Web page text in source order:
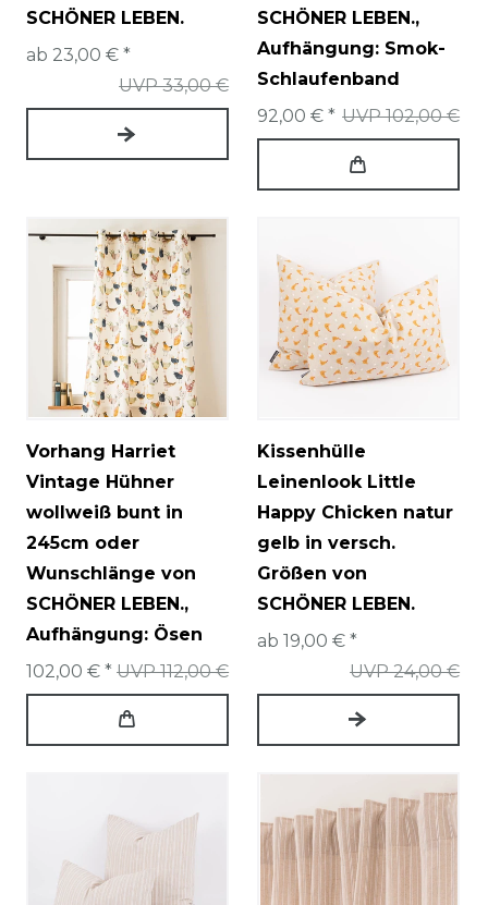
SCHÖNER LEBEN.
UVP 33,00 €
ab 23,00 € *
SCHÖNER LEBEN.,
Aufhängung: Smok-
Schlaufenband
UVP 102,00 €
92,00 € *
Vorhang Harriet
Vintage Hühner
wollweiß bunt in
245cm oder
Wunschlänge von
SCHÖNER LEBEN.,
Aufhängung: Ösen
UVP 112,00 €
102,00 € *
Kissenhülle
Leinenlook Little
Happy Chicken natur
gelb in versch.
Größen von
SCHÖNER LEBEN.
UVP 24,00 €
ab 19,00 € *